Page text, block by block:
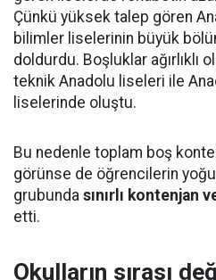
Çünkü yüksek talep gören
bilimler liselerinin büyük
doldurdu. Boşluklar ağırlıklı
teknik Anadolu liseleri ile
liselerinde oluştu.
Bu nedenle toplam boş
görünse de öğrencilerin
grubunda sınırlı kontenjan
etti.
Okulların sırası